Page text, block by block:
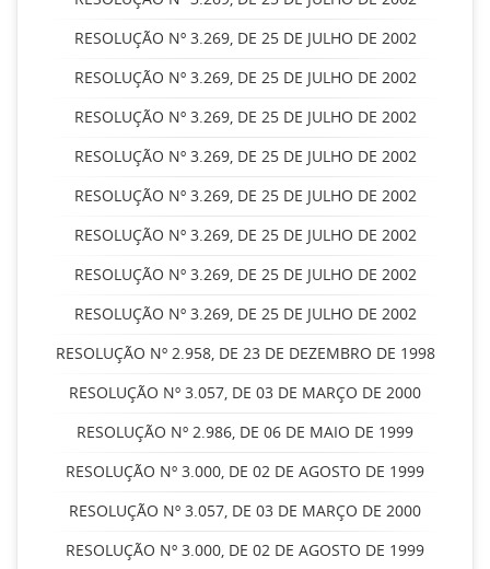
RESOLUÇÃO Nº 3.269, DE 25 DE JULHO DE 2002
RESOLUÇÃO Nº 3.269, DE 25 DE JULHO DE 2002
RESOLUÇÃO Nº 3.269, DE 25 DE JULHO DE 2002
RESOLUÇÃO Nº 3.269, DE 25 DE JULHO DE 2002
RESOLUÇÃO Nº 3.269, DE 25 DE JULHO DE 2002
RESOLUÇÃO Nº 3.269, DE 25 DE JULHO DE 2002
RESOLUÇÃO Nº 3.269, DE 25 DE JULHO DE 2002
RESOLUÇÃO Nº 3.269, DE 25 DE JULHO DE 2002
RESOLUÇÃO Nº 2.958, DE 23 DE DEZEMBRO DE 1998
RESOLUÇÃO Nº 3.057, DE 03 DE MARÇO DE 2000
RESOLUÇÃO Nº 2.986, DE 06 DE MAIO DE 1999
RESOLUÇÃO Nº 3.000, DE 02 DE AGOSTO DE 1999
RESOLUÇÃO Nº 3.057, DE 03 DE MARÇO DE 2000
RESOLUÇÃO Nº 3.000, DE 02 DE AGOSTO DE 1999